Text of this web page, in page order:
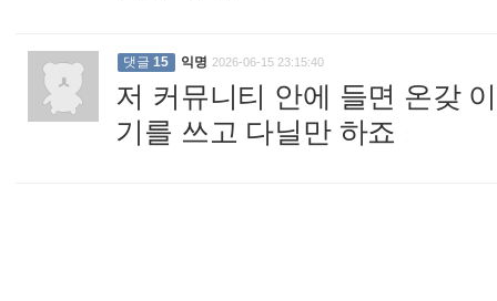
댓글 15 익명 2026-06-15 23:15:40
저 커뮤니티 안에 들면 온갖
기를 쓰고 다닐만 하죠